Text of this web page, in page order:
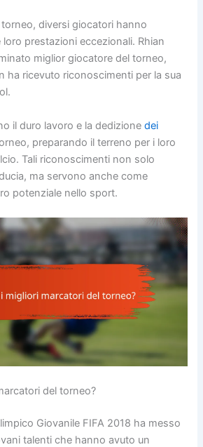
diversi giocatori hanno
prestazioni eccezionali. Rhian
miglior giocatore del torneo,
ha ricevuto riconoscimenti per la sua
il duro lavoro e la dedizionedei
preparando il terreno per i loro
Tali riconoscimenti non solo
ma servono anche come
potenziale nello sport.
del torneo?
Giovanile FIFA 2018 ha messo
talenti che hanno avuto un